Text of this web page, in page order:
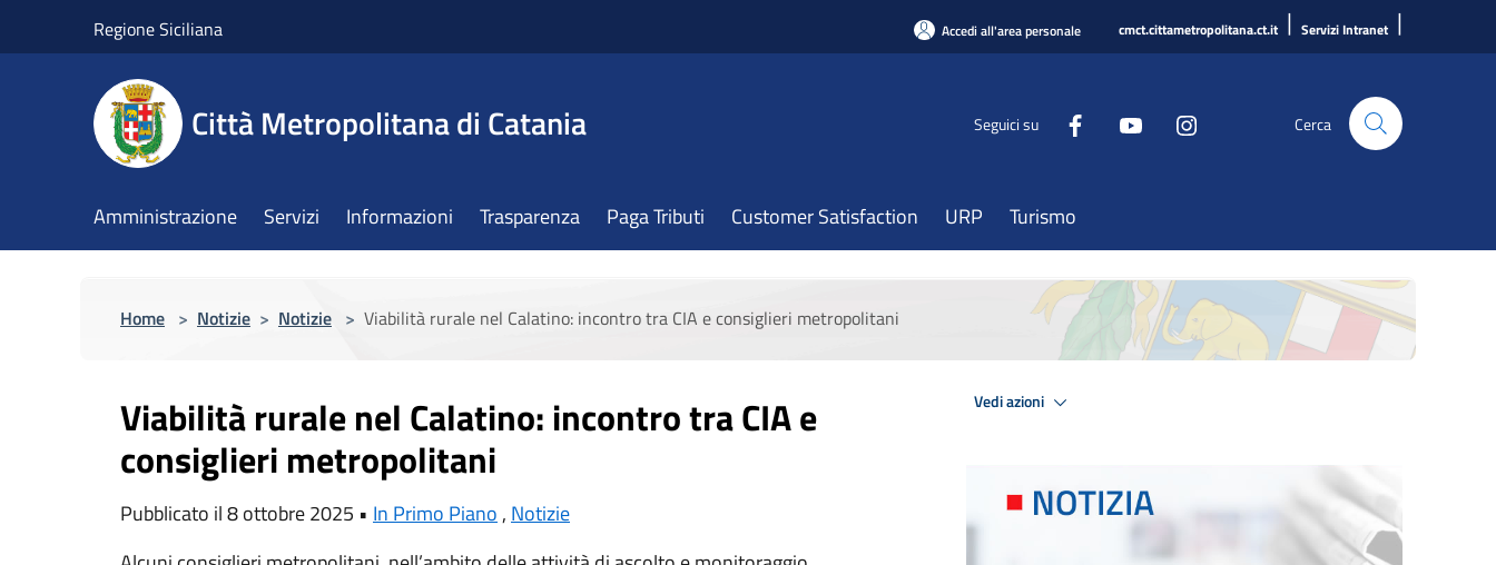
Regione Siciliana Accedi all'area personale cmct.cittametropolitana.ct.it | Servizi Intranet |
Città Metropolitana di Catania Seguici su Cerca
Amministrazione Servizi Informazioni Trasparenza Paga Tributi Customer Satisfaction URP Turismo
Home > Notizie > Notizie > Viabilità rurale nel Calatino: incontro tra CIA e consiglieri metropolitani
Viabilità rurale nel Calatino: incontro tra CIA e
consiglieri metropolitani
Pubblicato il 8 ottobre 2025 • In Primo Piano , Notizie
Vedi azioni